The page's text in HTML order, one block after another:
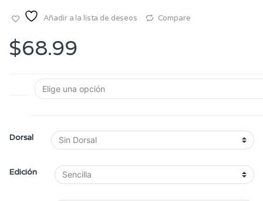
Añadir a la lista de deseos Compare
$68.99
Dorsal
Edición